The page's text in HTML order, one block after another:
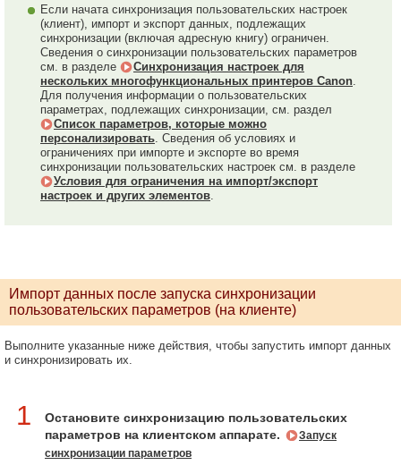
Если начата синхронизация пользовательских настроек
(клиент), импорт и экспорт данных, подлежащих
синхронизации (включая адресную книгу) ограничен.
Сведения о синхронизации пользовательских параметров
см. в разделе
Синхронизация настроек для
нескольких многофункциональных принтеров Canon.
Для получения информации о пользовательских
параметрах, подлежащих синхронизации, см. раздел
Список параметров, которые можно
персонализировать. Сведения об условиях и
ограничениях при импорте и экспорте во время
синхронизации пользовательских настроек см. в разделе
Условия для ограничения на импорт/экспорт
настроек и других элементов.
Импорт данных после запуска синхронизации
пользовательских параметров (на клиенте)
Выполните указанные ниже действия, чтобы запустить импорт данных
и синхронизировать их.
1
Остановите синхронизацию пользовательских
параметров на клиентском аппарате.
Запуск
синхронизации параметров